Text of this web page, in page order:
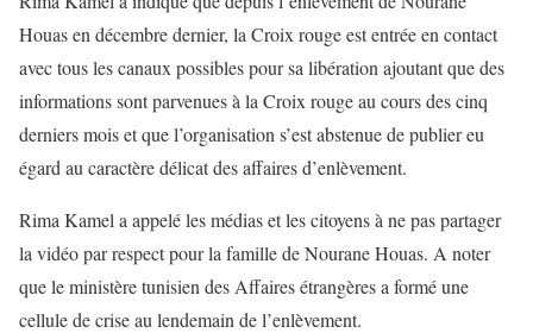
Houas en décembre dernier, la Croix rouge est entrée en contact
avec tous les canaux possibles pour sa libération ajoutant que des
informations sont parvenues à la Croix rouge au cours des cinq
derniers mois et que l’organisation s’est abstenue de publier eu
égard au caractère délicat des affaires d’enlèvement.
Rima Kamel a appelé les médias et les citoyens à ne pas partager
la vidéo par respect pour la famille de Nourane Houas. A noter
que le ministère tunisien des Affaires étrangères a formé une
cellule de crise au lendemain de l’enlèvement.